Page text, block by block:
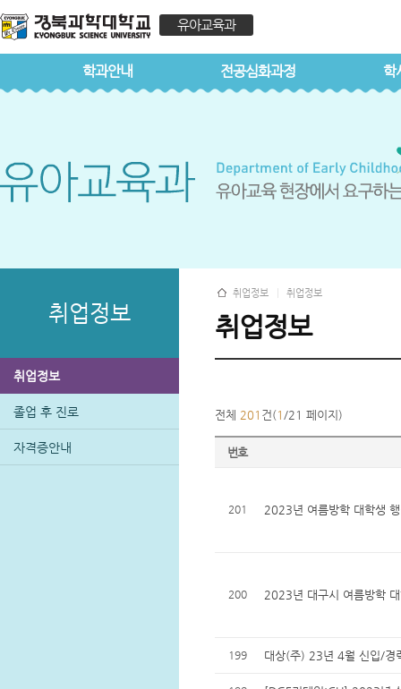
유아교육과
학과안내 전공심화과정 학
취업정보
취업정보
졸업 후 진로
자격증안내
취업정보 취업정보
취업정보
전체 201 건(1 /21 페이지)
번호
201 2023년 여름방학 대학생
200 2023년 대구시 여름방학
199 대상(주) 23년 4월 신입/경